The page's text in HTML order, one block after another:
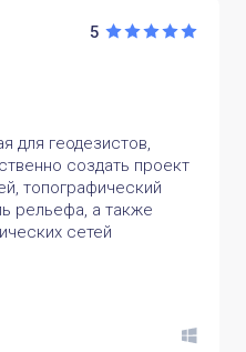
5
для геодезистов,
создать проект
топографический
рельефа, а также
сетей